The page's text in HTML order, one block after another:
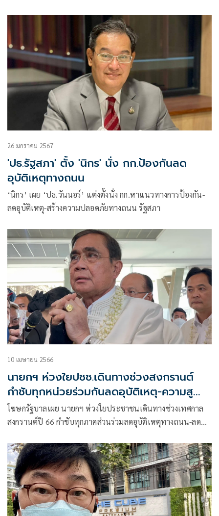
26 มกราคม 2567
'ปธ.รัฐสภา' ตั้ง 'นิกร' นั่ง กก.ป้องกันลด
อุบัติเหตุทางถนน
‘นิกร’ เผย ‘ปธ.วันนอร์’ แต่งตั้งนั่ง กก.หาแนวทางการป้องกัน-
ลดอุบัติเหตุ-สร้างความปลอดภัยทางถนน รัฐสภา
10 เมษายน 2566
นายกฯ ห่วงใยปชช.เดินทางช่วงสงกรานต์
กำชับทุกหน่วยร่วมกันลดอุบัติเหตุ-ความสูญ
เสีย
โฆษกรัฐบาลเผย นายกฯ ห่วงใยประชาชนเดินทางช่วงเทศกาล
สงกรานต์ปี 66 กำชับทุกภาคส่วนร่วมลดอุบัติเหตุทางถนน-ลด
สะดวก ดูแลความปลอดภัยให้ประชาชน